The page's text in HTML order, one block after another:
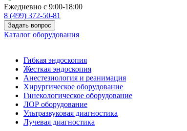
Ежедневно с 9:00-18:00
8 (499) 372-50-81
Задать вопрос
Каталог оборудования
Гибкая эндоскопия
Жесткая эндоскопия
Анестезиология и реанимация
Хирургическое оборудование
Гинекологическое оборудование
ЛОР оборудование
Ультразвуковая диагностика
Лучевая диагностика